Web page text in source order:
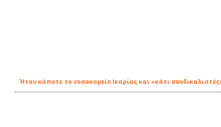
Ήταν κάποτε το νοσοκομείο Ικαρίας και «κάτι